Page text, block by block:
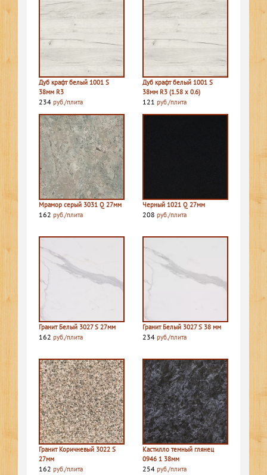
Дуб крафт белый 1001 S
38мм R3
234 руб./плита
Дуб крафт белый 1001 S
38мм R3 (1.58 х 0.6)
121 руб./плита
Мрамор серый 3031 Q 27мм
162 руб./плита
Черный 1021 Q 27мм
208 руб./плита
Гранит Белый 3027 S 27мм
162 руб./плита
Гранит Белый 3027 S 38 мм
234 руб./плита
Гранит Коричневый 3022 S
27мм
162 руб./плита
Кастилло темный глянец
0946 1 38мм
254 руб./плита